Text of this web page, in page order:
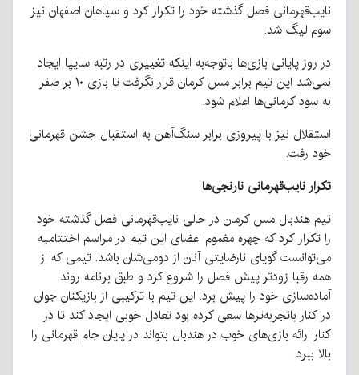
نایب‌قهرمانی فصل گذشته خود را تکرار کرد و سپاهان اصفهان نیز
سوم لیگ شد.
در روز پایانی بازی‌ها باتوجه‌به اینکه تغییری در رتبه سایپا ایجاد
نمی‌شد این تیم برابر مس کرمان قرار نگرفت تا بازی ۱۰ بر صفر
به سود کرمانی‌ها اعلام شود.
استقلال نیز با پیروزی برابر سنگ‌آهن به استقبال جشن قهرمانی
خود رفت.
تکرار نایب‌قهرمانی نارنجی‌ها
تیم هندبال مس کرمان در حالی نایب‌قهرمانی فصل گذشته خود
را تکرار کرد که چهره مغموم اعضای این تیم در مراسم اختتامیه
می‌توانست گویای نارضایتی آنان از دومی‌شان باشد. تیمی که از
همه رقبا زودتر پیش فصل را شروع کرد و طبق برنامه روند
آماده‌سازی خود را پیش برد. این تیم با ترکیبی از بازیکنان جوان
در کنار باتجربه‌ترها سعی کرده بود تعادل خوبی ایجاد کند تا در
کنار ارائه بازی‌های خوب در هندبال بتواند در پایان جام قهرمانی را
بالا ببرد.